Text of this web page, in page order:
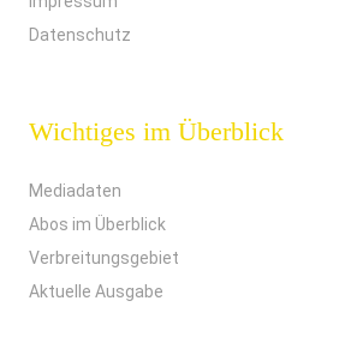
Datenschutz
Wichtiges im Überblick
Mediadaten
Abos im Überblick
Verbreitungsgebiet
Aktuelle Ausgabe